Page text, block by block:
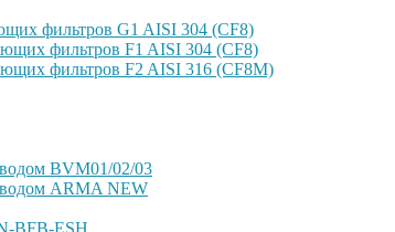
фильтров G1 AISI 304 (CF8)
фильтров F1 AISI 304 (CF8)
фильтров F2 AISI 316 (CF8M)
BVM01/02/03
ARMA NEW
BFB-ESH